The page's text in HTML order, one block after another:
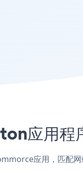
应用程
应用，匹配